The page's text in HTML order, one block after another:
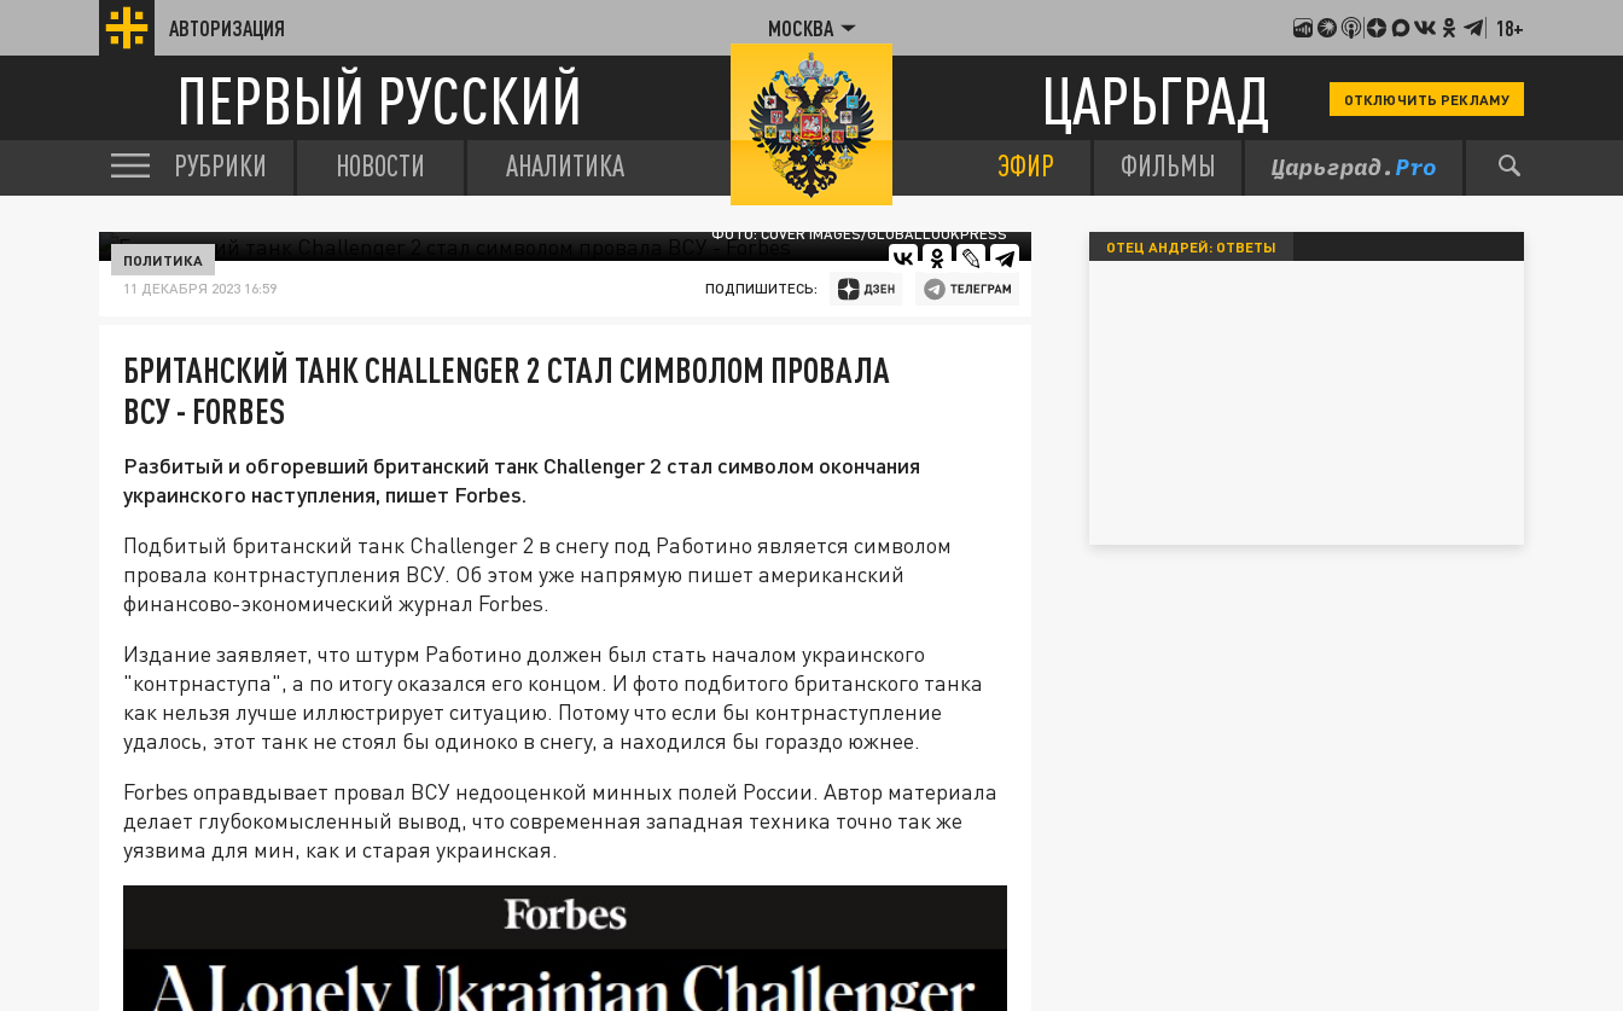
АВТОРИЗАЦИЯ МОСКВА 18+
ПЕРВЫЙ РУССКИЙ ЦАРЬГРАД ОТКЛЮЧИТЬ РЕКЛАМУ
РУБРИКИ НОВОСТИ АНАЛИТИКА ЭФИР ФИЛЬМЫ
ФОТО: COVER IMAGES/GLOBALLOOKPRESS
ПОЛИТИКА
11 ДЕКАБРЯ 2023 16:59 ПОДПИШИТЕСЬ:
БРИТАНСКИЙ ТАНК CHALLENGER 2 СТАЛ СИМВОЛОМ ПРОВАЛА
ВСУ - FORBES
Разбитый и обгоревший британский танк Challenger 2 стал символом окончания
украинского наступления, пишет Forbes.
Подбитый британский танк Challenger 2 в снегу под Работино является символом
провала контрнаступления ВСУ. Об этом уже напрямую пишет американский
финансово-экономический журнал Forbes.
Издание заявляет, что штурм Работино должен был стать началом украинского
"контрнаступа", а по итогу оказался его концом. И фото подбитого британского танка
как нельзя лучше иллюстрирует ситуацию. Потому что если бы контрнаступление
удалось, этот танк не стоял бы одиноко в снегу, а находился бы гораздо южнее.
Forbes оправдывает провал ВСУ недооценкой минных полей России. Автор материала
делает глубокомысленный вывод, что современная западная техника точно так же
уязвима для мин, как и старая украинская.
ОТЕЦ АНДРЕЙ: ОТВЕТЫ